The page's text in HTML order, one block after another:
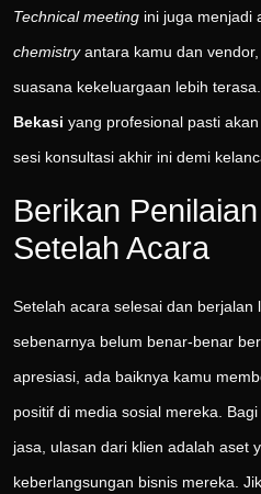
Technical meeting ini juga menjadi
chemistryantara kamu dan
suasana kekeluargaan lebih
Bekasi yang profesional pasti
sesi konsultasi akhir ini demi
Berikan
Setelah Acara
Setelah acara selesai dan berjalan
sebenarnya belum benar-benar
apresiasi, ada baiknya kamu
positif di media sosial mereka.
jasa, ulasan dari klien adalah aset
keberlangsungan bisnis mereka.